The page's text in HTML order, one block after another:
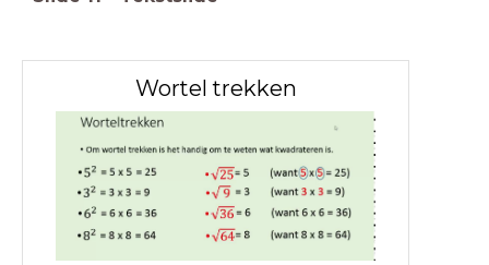
Wortel trekken